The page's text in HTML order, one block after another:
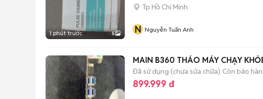
1 phút trước 5
Tp Hồ Chí Minh
N Nguyễn Tuấn Anh
MAIN B360 THÁO MÁY CHẠY
Đã sử dụng (chưa sửa chữa) Còn bảo
899.999 đ